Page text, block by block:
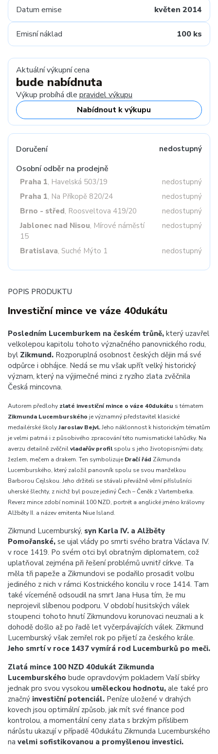
Datum emise květen 2014
Emisní náklad 100 ks
Aktuální výkupní cena
bude nabídnuta
Výkup probíhá dle pravidel výkupu
Nabídnout k výkupu
Doručení nedostupný
Osobní odběr na prodejně
Praha 1, Havelská 503/19
nedostupný
Praha 1, Na Příkopě 820/24
nedostupný
Brno - střed, Roosveltova 419/20
nedostupný
Jablonec nad Nisou, Mírové náměstí
15
nedostupný
Bratislava, Suché Mýto 1 nedostupný
POPIS PRODUKTU
Investiční mince ve váze 40dukátu
Posledním Lucemburkem na českém trůně, který uzavřel
velkolepou kapitolu tohoto význačného panovnického rodu,
byl Zikmund. Rozporuplná osobnost českých dějin má své
odpůrce i obhájce. Nedá se mu však upřít velký historický
význam, který na výjimečné minci z ryzího zlata zvěčnila
Česká mincovna.
Autorem předlohy zlaté investiční mince o váze 40dukátu s tématem
Zikmunda Lucemburského je významný představitel klasické
medailérské školyJaroslav Bejvl.Jeho náklonnost k historickým tématům
je velmi patrná i z působivého zpracování této numismatické lahůdky. Na
averzu detailně zvěčnilvladařův profilspolu s jeho životopisnými daty,
žezlem, mečem a drakem. Ten symbolizuje Dračí řád Zikmunda
Lucemburského, který založil panovník spolu se svou manželkou
Barborou Cejlskou. Jeho držiteli se stávali převážně věrní příslušníci
uherské šlechty, z nichž byl pouze jediný Čech – Čeněk z Vartemberka.
Reverz mince zdobí nominál 100 NZD, portrét a anglické jméno královny
Alžběty II. a název emitenta Niue Island.
Zikmund Lucemburský, syn Karla IV. a Alžběty
Pomořanské, se ujal vlády po smrti svého bratra Václava IV.
v roce 1419. Po svém otci byl obratným diplomatem, což
uplatňoval zejména při řešení problémů uvnitř církve. Ta
měla tři papeže a Zikmundovi se podařilo prosadit volbu
jediného z nich v rámci Kostnického koncilu v roce 1414. Tam
také víceméně odsoudil na smrt Jana Husa tím, že mu
neprojevil slíbenou podporu. V období husitských válek
stoupenci tohoto hnutí Zikmundovu korunovaci neuznali a k
dohodě došlo až po řadě let vyčerpávajících válek. Zikmund
Lucemburský však zemřel rok po přijetí za českého krále.
Jeho smrtí v roce 1437 vymírá rod Lucemburků po meči.
Zlatá mince 100 NZD 40dukát Zikmunda
Lucemburského bude opravdovým pokladem Vaší sbírky
jednak pro svou vysokou uměleckou hodnotu, ale také pro
značný investiční potenciál. Peníze uložené v drahých
kovech jsou optimální způsob, jak mít své finance pod
kontrolou, a momentální ceny zlata s brzkým příslibem
nárůstu ukazují v případě 40dukátu Zikmunda Lucemburského
na velmi sofistikovanou a promyšlenou investici.